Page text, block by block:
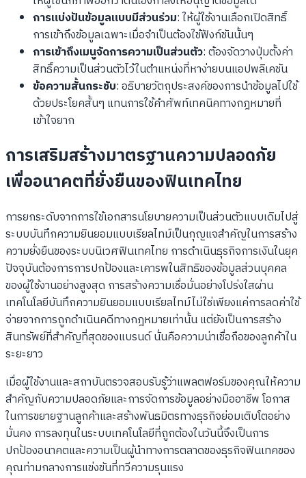
การแบ่งปันข้อมูลแบบมีส่วนร่วม: ให้ผู้ใช้งานเลือกเปิดสิทธิ์
การเข้าถึงข้อมูลเฉพาะเมื่อจำเป็นต้องใช้ฟังก์ชันนั้นๆ
การเข้าถึงเมนูจัดการความเป็นส่วนตัว: ต้องจัดวางปุ่มตั้งค่า
สิทธิ์ความเป็นส่วนตัวไว้ในตำแหน่งที่หาง่ายบนแอปพลิเคชัน
ข้อความสั้นกระชับ: อธิบายวัตถุประสงค์ของการนำข้อมูลไปใช้
ด้วยประโยคสั้นๆ แทนการใช้คำศัพท์เทคนิคทางกฎหมายที่
เข้าใจยาก
การเสริมสร้างมาตรฐานความปลอดภัย
เพื่ออนาคตที่ยั่งยืนของฟินเทคไทย
การยกระดับจากการใช้เอกสารนโยบายความเป็นส่วนตัวแบบเดิมไปสู่
ระบบบันทึกความยินยอมแบบเรียลไทม์เป็นกุญแจสำคัญในการสร้าง
ความยั่งยืนของระบบนิเวศฟินเทคไทย การดำเนินธุรกิจการเงินในยุค
ปัจจุบันต้องการการปกป้องและเคารพในสิทธิของข้อมูลส่วนบุคคล
ของผู้ใช้งานอย่างสูงสุด การสร้างความเชื่อมั่นอย่างโปร่งใสผ่าน
เทคโนโลยีบันทึกความยินยอมแบบเรียลไทม์ไม่ใช่เพียงแค่การลดค่าใช้
จ่ายจากการถูกดำเนินคดีทางกฎหมายเท่านั้น แต่ยังเป็นการสร้าง
สินทรัพย์ที่สำคัญที่สุดของแบรนด์ นั่นคือความน่าเชื่อถือของลูกค้าใน
ระยะยาว
เมื่อผู้ใช้งานและสถาบันตรวจสอบรับรู้ว่าแพลตฟอร์มของคุณให้ความ
สำคัญกับความปลอดภัยและการจัดการข้อมูลอย่างมืออาชีพ โอกาส
ในการขยายฐานลูกค้าและสร้างพันธมิตรทางธุรกิจย่อมเติบโตอย่าง
มั่นคง การลงทุนในระบบเทคโนโลยีที่ถูกต้องในวันนี้จึงเป็นการ
ปกป้องอนาคตและความเป็นผู้นำทางการตลาดของธุรกิจฟินเทคของ
คุณท่ามกลางการแข่งขันที่ทวีความรุนแรง